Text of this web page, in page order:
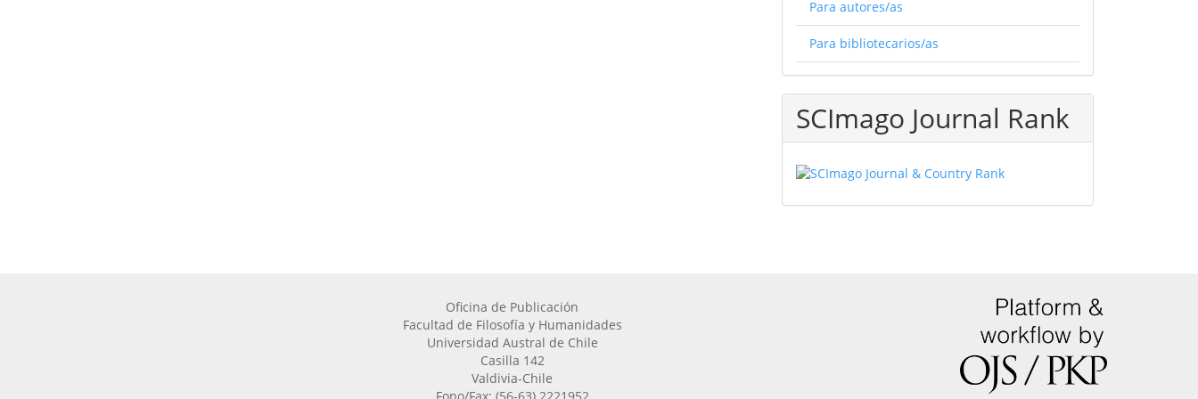
Para autores/as
Para bibliotecarios/as
SCImago Journal Rank
Oficina de Publicación
Facultad de Filosofía y Humanidades
Universidad Austral de Chile
Casilla 142
Valdivia-Chile